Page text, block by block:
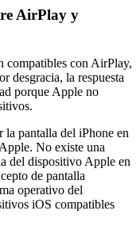
AirPlay y
compatibles con AirPlay,
desgracia, la respuesta
porque Apple no
pantalla del iPhone en
No existe una
del dispositivo Apple en
de pantalla
operativo del
iOS compatibles